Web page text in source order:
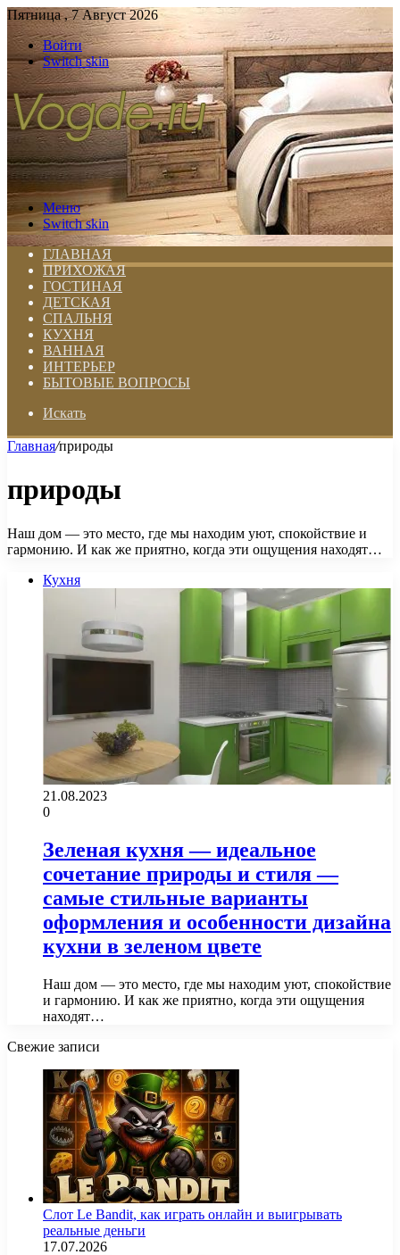
Пятница , 7 Август 2026
Войти
Switch skin
Меню
Switch skin
ГЛАВНАЯ
ПРИХОЖАЯ
ГОСТИНАЯ
ДЕТСКАЯ
СПАЛЬНЯ
КУХНЯ
ВАННАЯ
ИНТЕРЬЕР
БЫТОВЫЕ ВОПРОСЫ
Искать
Главная/природы
природы
Наш дом — это место, где мы находим уют, спокойствие и
гармонию. И как же приятно, когда эти ощущения находят…
Кухня
21.08.2023
0
Зеленая кухня — идеальное
сочетание природы и стиля —
самые стильные варианты
оформления и особенности дизайна
кухни в зеленом цвете
Наш дом — это место, где мы находим уют, спокойствие
и гармонию. И как же приятно, когда эти ощущения
находят…
Свежие записи
Слот Le Bandit, как играть онлайн и выигрывать
реальные деньги
17.07.2026